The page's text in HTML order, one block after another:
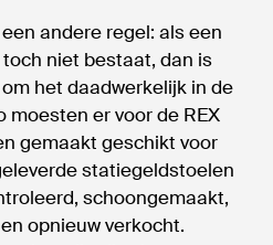
andere regel: als een
niet bestaat, dan is
het daadwerkelijk in de
moesten er voor de REX
gemaakt geschikt voor
statiegeldstoelen
schoongemaakt,
opnieuw verkocht.